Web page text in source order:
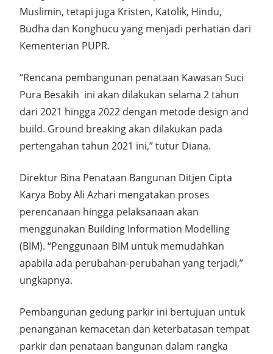
Muslimin, tetapi juga Kristen, Katolik, Hindu,
Budha dan Konghucu yang menjadi perhatian dari
Kementerian PUPR.
“Rencana pembangunan penataan Kawasan Suci
Pura Besakih ini akan dilakukan selama 2 tahun
dari 2021 hingga 2022 dengan metode design and
build. Ground breaking akan dilakukan pada
pertengahan tahun 2021 ini,” tutur Diana.
Direktur Bina Penataan Bangunan Ditjen Cipta
Karya Boby Ali Azhari mengatakan proses
perencanaan hingga pelaksanaan akan
menggunakan Building Information Modelling
(BIM). “Penggunaan BIM untuk memudahkan
apabila ada perubahan-perubahan yang terjadi,”
ungkapnya.
Pembangunan gedung parkir ini bertujuan untuk
penanganan kemacetan dan keterbatasan tempat
parkir dan penataan bangunan dalam rangka